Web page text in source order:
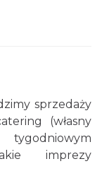
sprzedaży
(własny
imprezy